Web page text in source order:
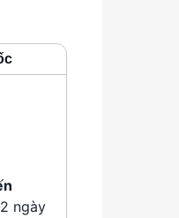
ngày